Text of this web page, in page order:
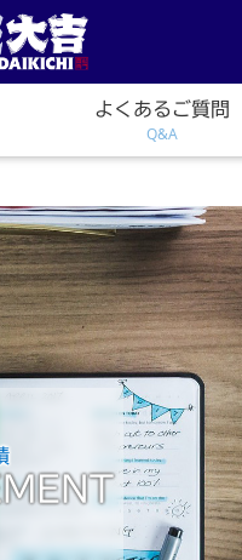
よくあるご質問
Q&A